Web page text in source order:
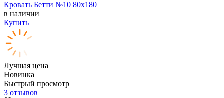
Кровать Бетти №10 80х180
в наличии
Купить
Лучшая цена
Новинка
Быстрый просмотр
3 отзывов